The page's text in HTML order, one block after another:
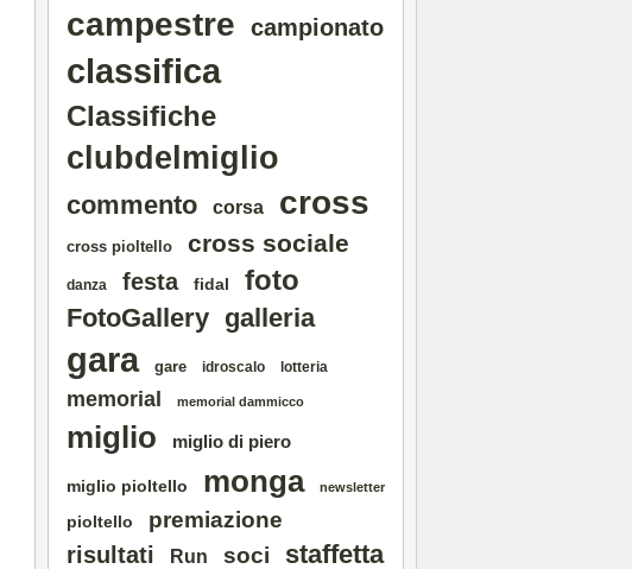
campestre campionato
classifica
Classifiche
clubdelmiglio
commento corsa cross
cross pioltello cross sociale
danza festa fidal foto
FotoGallery galleria
gara gare idroscalo lotteria
memorial memorial dammicco
miglio miglio di piero
miglio pioltello monga newsletter
pioltello premiazione
risultati Run soci staffetta